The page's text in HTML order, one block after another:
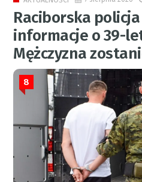
Raciborska
informacje o 39-
Mężczyzna
8